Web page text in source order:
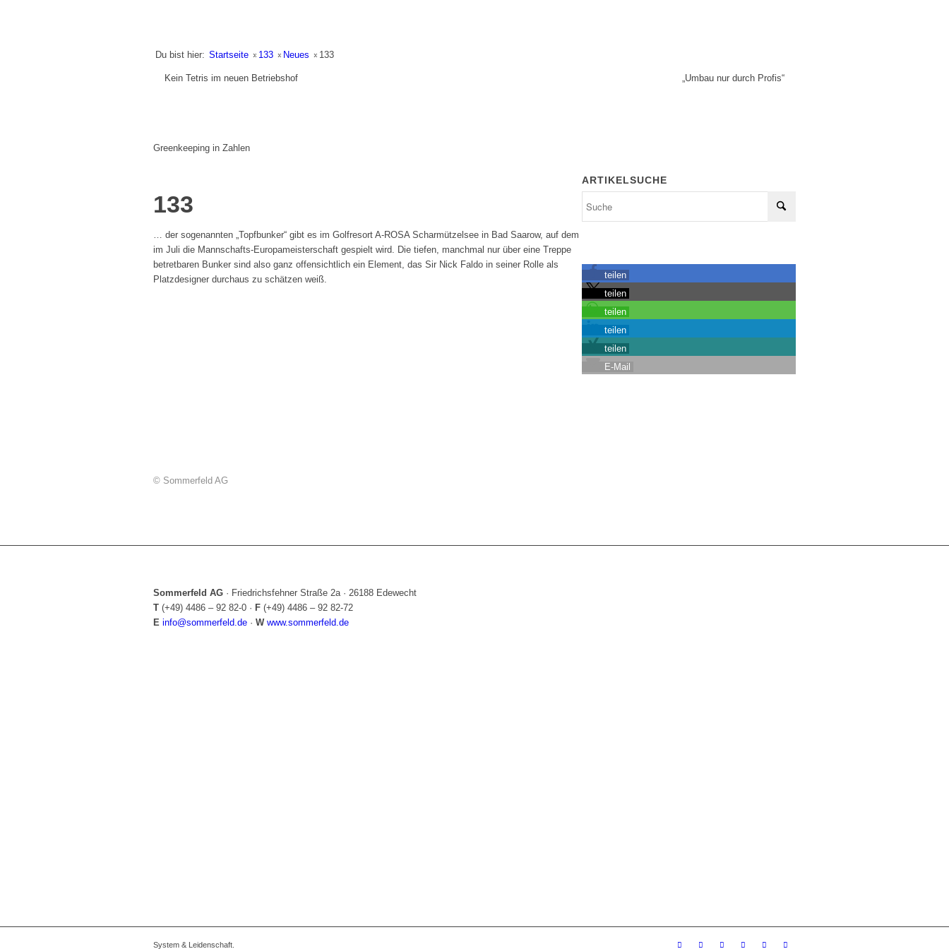
Du bist hier: Startseite » 133 » Neues » 133
Kein Tetris im neuen Betriebshof „Umbau nur durch Profis“
Greenkeeping in Zahlen
133
… der sogenannten „Topfbunker“ gibt es im Golfresort A-ROSA Scharmützelsee in Bad Saarow, auf dem
im Juli die Mannschafts-Europameisterschaft gespielt wird. Die tiefen, manchmal nur über eine Treppe
betretbaren Bunker sind also ganz offensichtlich ein Element, das Sir Nick Faldo in seiner Rolle als
Platzdesigner durchaus zu schätzen weiß.
ARTIKELSUCHE
teilen
teilen
teilen
teilen
teilen
E-Mail
© Sommerfeld AG
Sommerfeld AG · Friedrichsfehner Straße 2a · 26188 Edewecht
T (+49) 4486 – 92 82-0 · F (+49) 4486 – 92 82-72
E info@sommerfeld.de · W www.sommerfeld.de
System & Leidenschaft.